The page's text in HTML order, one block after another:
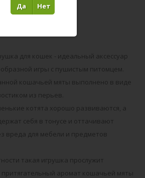
для кошек - идеальный аксессуар
игры с пушистым питомцем.
кошачьей мяты выполнено в виде
из перьев.
котята хорошо развиваются, а
себя в тонусе и оттачивают
вреда для мебели и предметов
такая игрушка прослужит
притягательный аромат кошачьей мяты
Нет
Да